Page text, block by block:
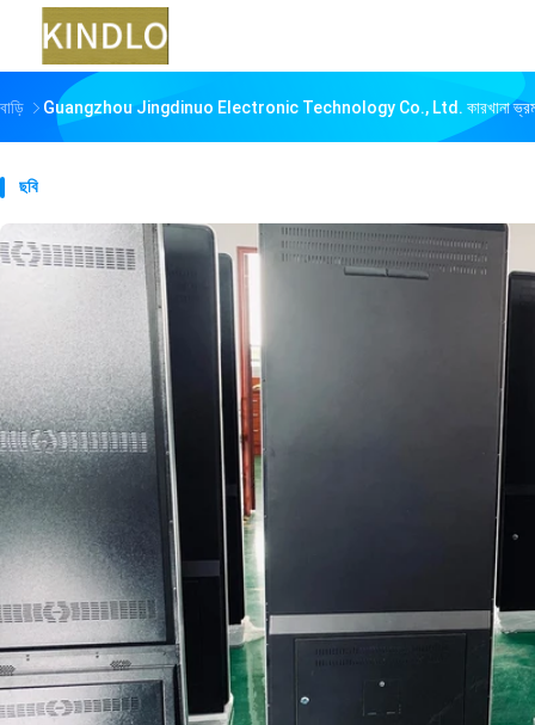
বাড়ি Guangzhou Jingdinuo Electronic Technology Co., Ltd. কারখানা
ছবি